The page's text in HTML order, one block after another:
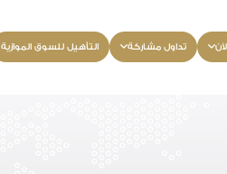
تداول مشاركة التأهيل للسوق الموازية